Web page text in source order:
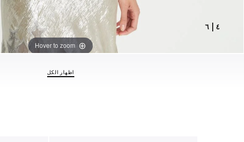
Hover to zoom
٤ ٦
اظهار الكل